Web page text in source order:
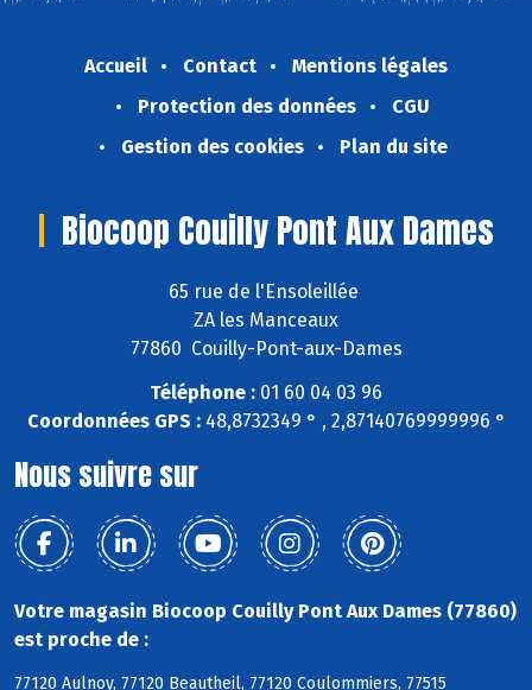
Accueil Contact
Mentions légales
Protection des données
CGU
Gestion des cookies
Plan du site
Biocoop Couilly Pont Aux Dames
65 rue de l'Ensoleillée
ZA les Manceaux
77860 Couilly-Pont-aux-Dames
Téléphone : 01 60 04 03 96
Coordonnées GPS :48,8732349 ° , 2,87140769999996 °
Nous suivre sur
Votre magasin Biocoop Couilly Pont Aux Dames (77860)
est proche de :
77120 Aulnoy, 77120 Beautheil, 77120 Coulommiers, 77515